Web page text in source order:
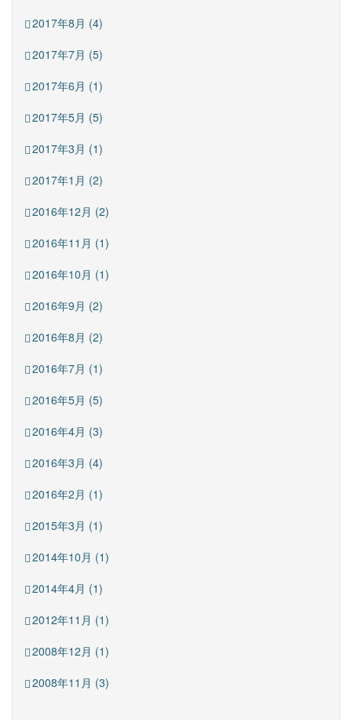
2017年8月 (4)
2017年7月 (5)
2017年6月 (1)
2017年5月 (5)
2017年3月 (1)
2017年1月 (2)
2016年12月 (2)
2016年11月 (1)
2016年10月 (1)
2016年9月 (2)
2016年8月 (2)
2016年7月 (1)
2016年5月 (5)
2016年4月 (3)
2016年3月 (4)
2016年2月 (1)
2015年3月 (1)
2014年10月 (1)
2014年4月 (1)
2012年11月 (1)
2008年12月 (1)
2008年11月 (3)